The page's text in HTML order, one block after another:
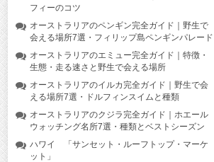
フィーのコツ
オーストラリアのペンギン完全ガイド｜野生で
会える場所7選・フィリップ島ペンギンパレード
オーストラリアのエミュー完全ガイド｜特徴・
生態・走る速さと野生で会える場所
オーストラリアのイルカ完全ガイド｜野生で会
える場所7選・ドルフィンスイムと種類
オーストラリアのクジラ完全ガイド｜ホエール
ウォッチング名所7選・種類とベストシーズン
ハワイ 「サンセット・ルーフトップ・マーケ
ット」